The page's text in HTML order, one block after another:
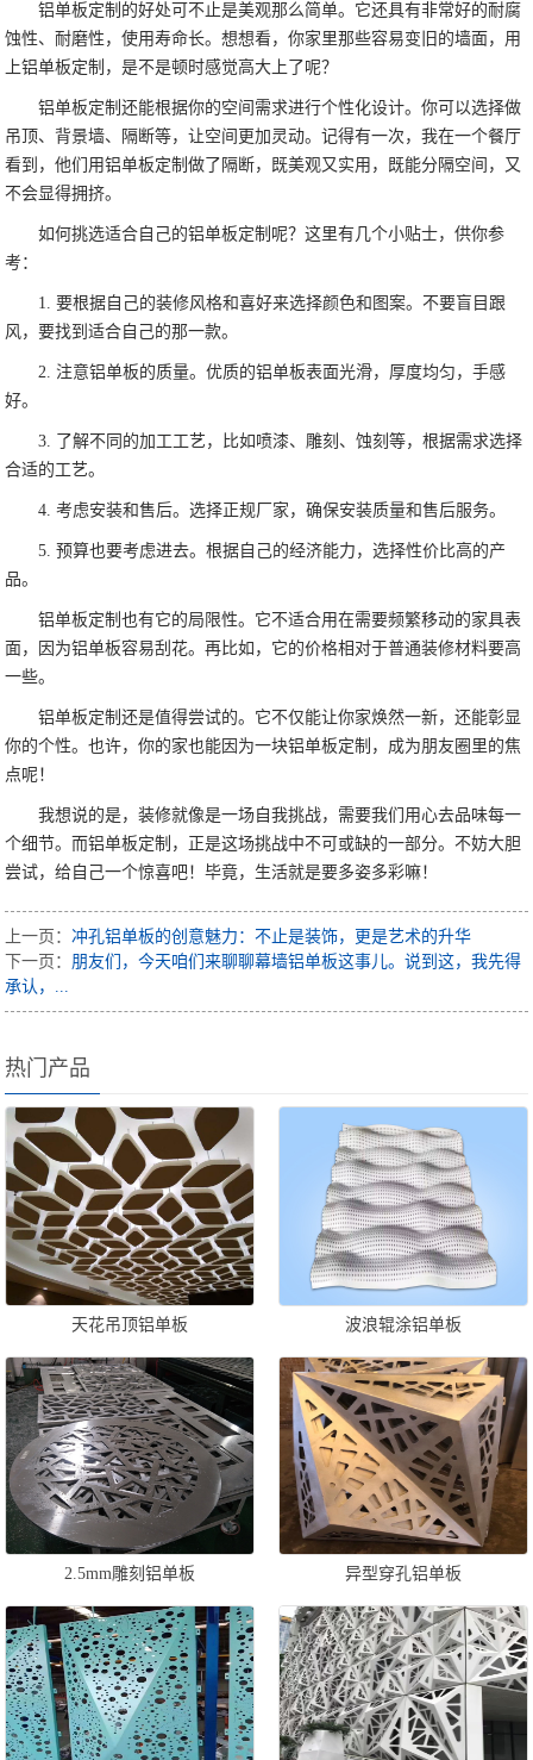
铝单板定制的好处可不止是美观那么简单。它还具有非常好的耐腐
蚀性、耐磨性，使用寿命长。想想看，你家里那些容易变旧的墙面，用
上铝单板定制，是不是顿时感觉高大上了呢？
铝单板定制还能根据你的空间需求进行个性化设计。你可以选择做
吊顶、背景墙、隔断等，让空间更加灵动。记得有一次，我在一个餐厅
看到，他们用铝单板定制做了隔断，既美观又实用，既能分隔空间，又
不会显得拥挤。
如何挑选适合自己的铝单板定制呢？这里有几个小贴士，供你参
考：
1. 要根据自己的装修风格和喜好来选择颜色和图案。不要盲目跟
风，要找到适合自己的那一款。
2. 注意铝单板的质量。优质的铝单板表面光滑，厚度均匀，手感
好。
3. 了解不同的加工工艺，比如喷漆、雕刻、蚀刻等，根据需求选择
合适的工艺。
4. 考虑安装和售后。选择正规厂家，确保安装质量和售后服务。
5. 预算也要考虑进去。根据自己的经济能力，选择性价比高的产
品。
铝单板定制也有它的局限性。它不适合用在需要频繁移动的家具表
面，因为铝单板容易刮花。再比如，它的价格相对于普通装修材料要高
一些。
铝单板定制还是值得尝试的。它不仅能让你家焕然一新，还能彰显
你的个性。也许，你的家也能因为一块铝单板定制，成为朋友圈里的焦
点呢！
我想说的是，装修就像是一场自我挑战，需要我们用心去品味每一
个细节。而铝单板定制，正是这场挑战中不可或缺的一部分。不妨大胆
尝试，给自己一个惊喜吧！毕竟，生活就是要多姿多彩嘛！
上一页：冲孔铝单板的创意魅力：不止是装饰，更是艺术的升华
下一页： 朋友们，今天咱们来聊聊幕墙铝单板这事儿。说到这，我先得
承认，...
热门产品
天花吊顶铝单板 波浪辊涂铝单板
2.5mm雕刻铝单板 异型穿孔铝单板